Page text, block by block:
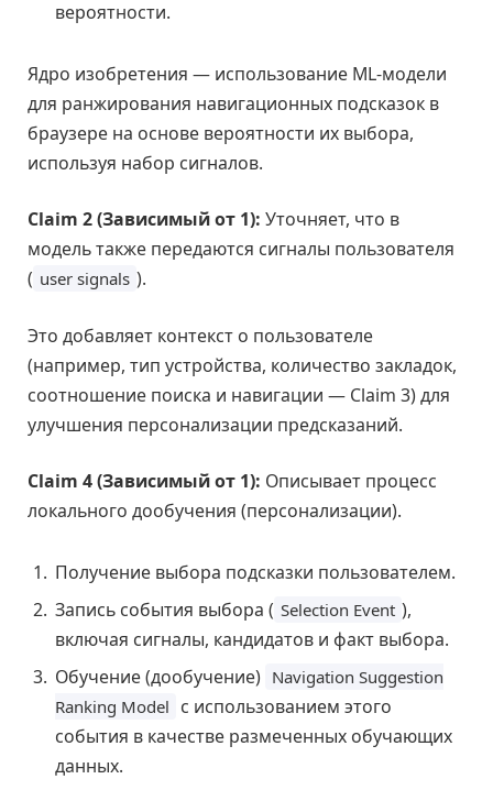
вероятности.
Ядро изобретения — использование ML-модели
для ранжирования навигационных подсказок в
браузере на основе вероятности их выбора,
используя набор сигналов.
Claim 2 (Зависимый от 1): Уточняет, что в
модель также передаются сигналы пользователя
( user signals ).
Это добавляет контекст о пользователе
(например, тип устройства, количество закладок,
соотношение поиска и навигации — Claim 3) для
улучшения персонализации предсказаний.
Claim 4 (Зависимый от 1): Описывает процесс
локального дообучения (персонализации).
Получение выбора подсказки пользователем.
Запись события выбора ( Selection Event ),
включая сигналы, кандидатов и факт выбора.
Обучение (дообучение) Navigation Suggestion
Ranking Model с использованием этого
события в качестве размеченных обучающих
данных.